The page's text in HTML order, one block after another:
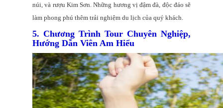
núi, và rượu Kim Sơn. Những hương vị đậm đà, độc đáo sẽ
làm phong phú thêm trải nghiệm du lịch của quý khách.
5. Chương Trình Tour Chuyên Nghiệp,
Hướng Dẫn Viên Am Hiểu